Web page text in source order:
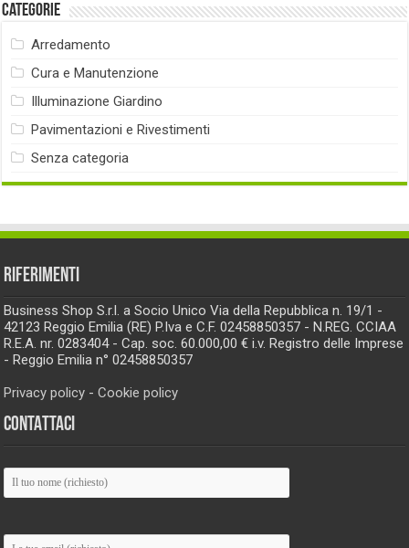
Categorie
Arredamento
Cura e Manutenzione
Illuminazione Giardino
Pavimentazioni e Rivestimenti
Senza categoria
RIFERIMENTI
Business Shop S.r.l. a Socio Unico Via della Repubblica n. 19/1 -
42123 Reggio Emilia (RE) P.Iva e C.F. 02458850357 - N.REG. CCIAA
R.E.A. nr. 0283404 - Cap. soc. 60.000,00 € i.v. Registro delle Imprese
- Reggio Emilia n° 02458850357
Privacy policy -Cookie policy
CONTATTACI